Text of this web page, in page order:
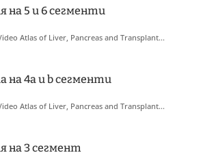
на 5 и 6 сегменти
Atlas of Liver, Pancreas and Transplant...
на 4a и b сегменти
Atlas of Liver, Pancreas and Transplant...
на 3 сегмент